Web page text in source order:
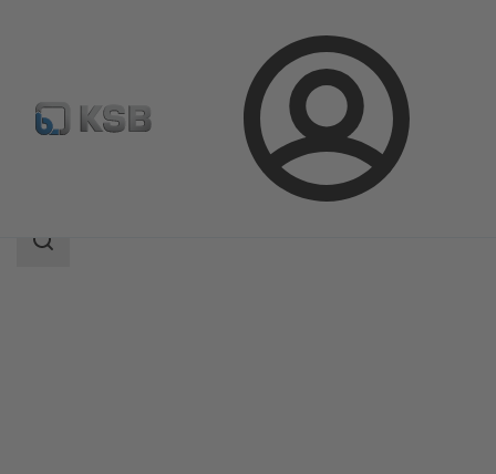
ล็อกอิน
แค็ตตาล็อกผลิตภัณฑ์ RHD
ขอบเขต